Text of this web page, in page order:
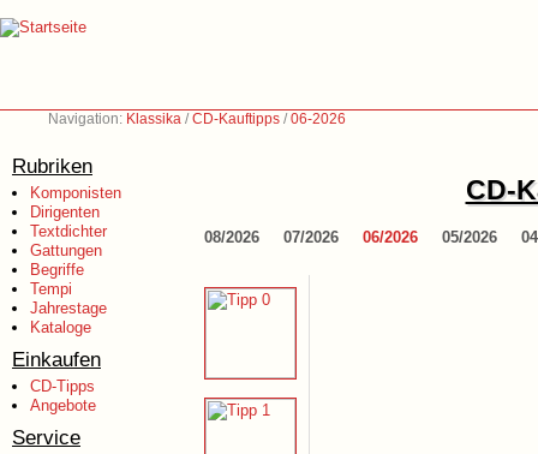
Navigation: Klassika /CD-Kauftipps /06-2026
Rubriken
Komponisten
Dirigenten
Textdichter
Gattungen
Begriffe
Tempi
Jahrestage
Kataloge
Einkaufen
CD-Tipps
Angebote
Service
CD-
08/2026 07/2026 06/2026 05/2026